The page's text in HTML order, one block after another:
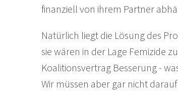
finanziell von ihrem Partner
Natürlich liegt die Lösung des
sie wären in der Lage Femizide
Koalitionsvertrag Besserung -
Wir müssen aber gar nicht